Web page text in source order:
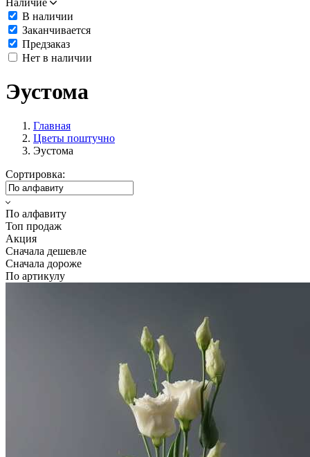
Наличие
В наличии
Заканчивается
Предзаказ
Нет в наличии
Эустома
Главная
Цветы поштучно
Эустома
Сортировка:
По алфавиту
Топ продаж
Акция
Сначала дешевле
Сначала дороже
По артикулу